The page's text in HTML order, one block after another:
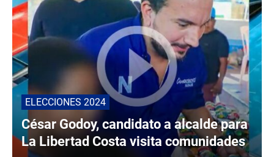
ELECCIONES 2024
César Godoy, candidato a alcalde para
La Libertad Costa visita comunidades